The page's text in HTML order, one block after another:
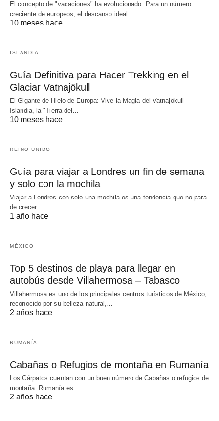
El concepto de "vacaciones" ha evolucionado. Para un número
creciente de europeos, el descanso ideal…
10 meses hace
ISLANDIA
Guía Definitiva para Hacer Trekking en el
Glaciar Vatnajökull
El Gigante de Hielo de Europa: Vive la Magia del Vatnajökull
Islandia, la "Tierra del…
10 meses hace
REINO UNIDO
Guía para viajar a Londres un fin de semana
y solo con la mochila
Viajar a Londres con solo una mochila es una tendencia que no para
de crecer…
1 año hace
MÉXICO
Top 5 destinos de playa para llegar en
autobús desde Villahermosa – Tabasco
Villahermosa es uno de los principales centros turísticos de México,
reconocido por su belleza natural,…
2 años hace
RUMANÍA
Cabañas o Refugios de montaña en Rumanía
Los Cárpatos cuentan con un buen número de Cabañas o refugios de
montaña. Rumanía es…
2 años hace